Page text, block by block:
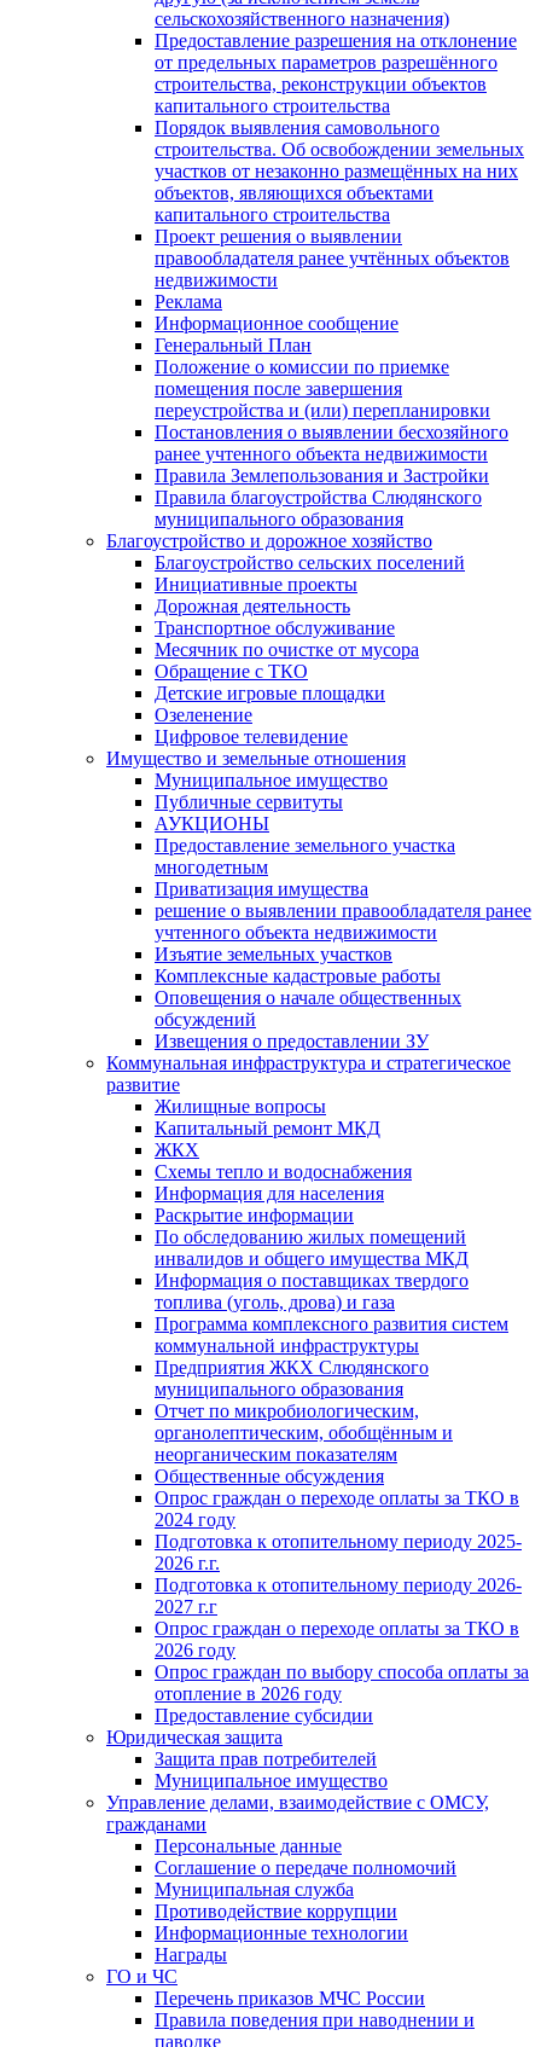
сельскохозяйственного назначения)
Предоставление разрешения на отклонение
от предельных параметров разрешённого
строительства, реконструкции объектов
капитального строительства
Порядок выявления самовольного
строительства. Об освобождении земельных
участков от незаконно размещённых на них
объектов, являющихся объектами
капитального строительства
Проект решения о выявлении
правообладателя ранее учтённых объектов
недвижимости
Реклама
Информационное сообщение
Генеральный План
Положение о комиссии по приемке
помещения после завершения
переустройства и (или) перепланировки
Постановления о выявлении бесхозяйного
ранее учтенного объекта недвижимости
Правила Землепользования и Застройки
Правила благоустройства Слюдянского
муниципального образования
Благоустройство и дорожное хозяйство
Благоустройство сельских поселений
Инициативные проекты
Дорожная деятельность
Транспортное обслуживание
Месячник по очистке от мусора
Обращение с ТКО
Детские игровые площадки
Озеленение
Цифровое телевидение
Имущество и земельные отношения
Муниципальное имущество
Публичные сервитуты
АУКЦИОНЫ
Предоставление земельного участка
многодетным
Приватизация имущества
решение о выявлении правообладателя ранее
учтенного объекта недвижимости
Изъятие земельных участков
Комплексные кадастровые работы
Оповещения о начале общественных
обсуждений
Извещения о предоставлении ЗУ
Коммунальная инфраструктура и стратегическое
развитие
Жилищные вопросы
Капитальный ремонт МКД
ЖКХ
Схемы тепло и водоснабжения
Информация для населения
Раскрытие информации
По обследованию жилых помещений
инвалидов и общего имущества МКД
Информация о поставщиках твердого
топлива (уголь, дрова) и газа
Программа комплексного развития систем
коммунальной инфраструктуры
Предприятия ЖКХ Слюдянского
муниципального образования
Отчет по микробиологическим,
органолептическим, обобщённым и
неорганическим показателям
Общественные обсуждения
Опрос граждан о переходе оплаты за ТКО в
2024 году
Подготовка к отопительному периоду 2025-
2026 г.г.
Подготовка к отопительному периоду 2026-
2027 г.г
Опрос граждан о переходе оплаты за ТКО в
2026 году
Опрос граждан по выбору способа оплаты за
отопление в 2026 году
Предоставление субсидии
Юридическая защита
Защита прав потребителей
Муниципальное имущество
Управление делами, взаимодействие с ОМСУ,
гражданами
Персональные данные
Соглашение о передаче полномочий
Муниципальная служба
Противодействие коррупции
Информационные технологии
Награды
ГО и ЧС
Перечень приказов МЧС России
Правила поведения при наводнении и
паводке